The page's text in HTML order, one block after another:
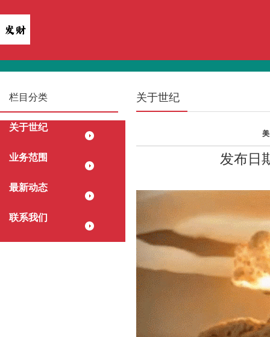
栏目分类
关于世纪
业务范围
最新动态
联系我们
关于世纪
发布日